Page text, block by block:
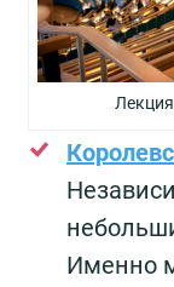
Именно